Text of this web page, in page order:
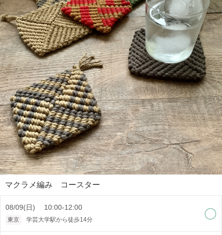
マクラメ編み コースター
08/09(日) 10:00-12:00
東京 学芸大学駅から徒歩14分